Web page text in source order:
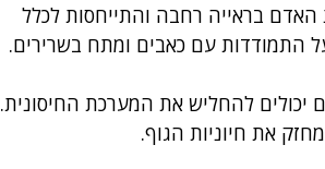
האדם בראייה רחבה והתייחסות לכלל
התמודדות עם כאבים ומתח בשרירים.
יכולים להחליש את המערכת החיסונית.
את חיוניות הגוף.